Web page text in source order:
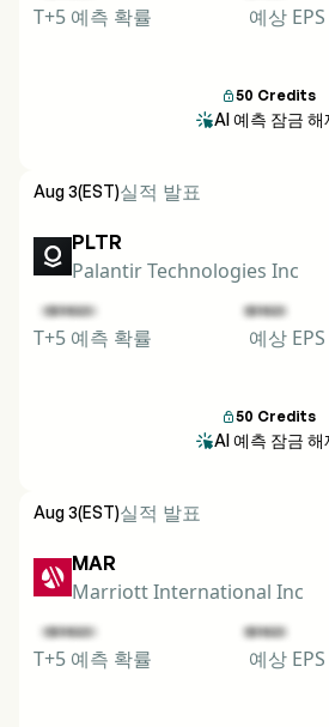
T+5 예측 확률 예상 EPS
50 Credits
AI 예측 잠금 해
Aug 3(EST)실적 발표
PLTR
Palantir Technologies Inc
T+5 예측 확률 예상 EPS
50 Credits
AI 예측 잠금 해
Aug 3(EST)실적 발표
MAR
Marriott International Inc
T+5 예측 확률 예상 EPS